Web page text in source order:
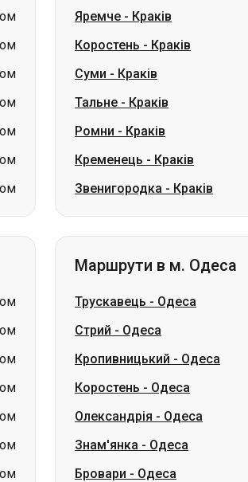
Яремче - Краків
Коростень - Краків
Суми - Краків
Тальне - Краків
Ромни - Краків
Кременець - Краків
Звенигородка - Краків
Маршрути в м. Одеса
Трускавець - Одеса
Стрий - Одеса
Кропивницький - Одеса
Коростень - Одеса
Олександрія - Одеса
Знам'янка - Одеса
Бровари - Одеса